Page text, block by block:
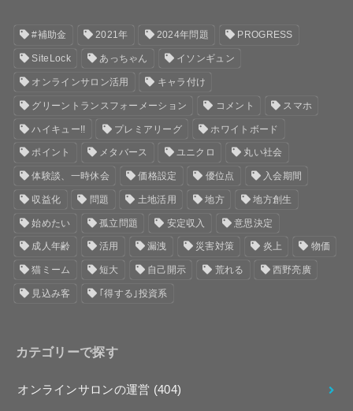
#補助金 2021年 2024年問題 PROGRESS
SiteLock あっちゃん イソンギュン
オンラインサロン活用 キャラ付け
グリーントランスフォーメーション コメント スマホ
ハイキュー!! プレミアリーグ ホワイトボード
ポイント メタバース ユニクロ 丸い社会
体験談、一時休会 価格設定 優位点 入会期間
収益化 問題 土地活用 地方 地方創生
始めたい 孤立問題 安定収入 意思決定
成人年齢 活用 漏洩 災害対策 炎上 物価
猫ミーム 短大 自己開示 荒れる 西野亮廣
見込み客 ｢得する｣投資系
カテゴリーで探す
オンラインサロンの運営 (404)